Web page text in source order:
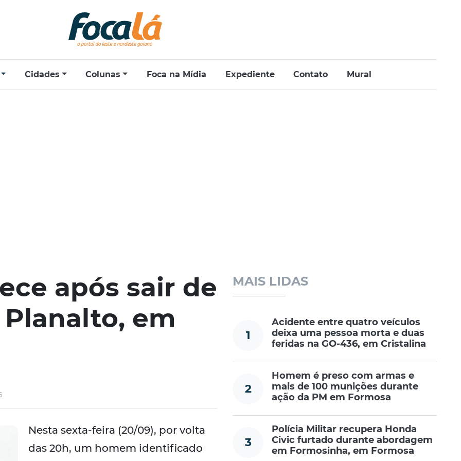
Cidades Colunas Foca na Mídia Expediente Contato Mural
após sair de
em
Nesta sexta-feira (20/09), por volta
das 20h, um homem identificado
MAIS LIDAS
1
Acidente entre quatro veículos
deixa uma pessoa morta e duas
feridas na GO-436, em Cristalina
2
Homem é preso com armas e
mais de 100 munições durante
ação da PM em Formosa
3
Polícia Militar recupera Honda
Civic furtado durante abordagem
em Formosinha, em Formosa